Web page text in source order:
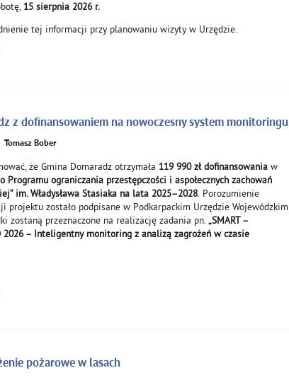
15 sierpnia 2026 r.
tej informacji przy planowaniu wizyty w Urzędzie.
z dofinansowaniem na nowoczesny system monitoringu
Tomasz Bober
że Gmina Domaradz otrzymała 119 990 zł dofinansowania w
Programu ograniczania przestępczości i aspołecznych zachowań
im. Władysława Stasiaka na lata 2025–2028. Porozumienie
projektu zostało podpisane w Podkarpackim Urzędzie Wojewódzkim
zostaną przeznaczone na realizację zadania pn. „SMART –
2026 – Inteligentny monitoring z analizą zagrożeń w czasie
pożarowe w lasach